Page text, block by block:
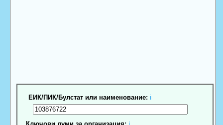
ЕИК/ПИК/Булстат или наименование: ℹ